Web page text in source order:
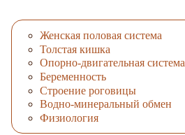
Женская половая система
Толстая кишка
Опорно-двигательная система
Беременность
Строение роговицы
Водно-минеральный обмен
Физиология